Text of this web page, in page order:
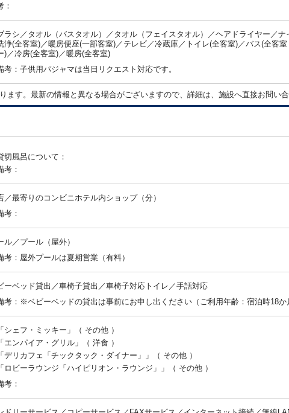
：
ラシ／タオル（バスタオル）／タオル（フェイスタオル）／ヘアドライヤー／
浄(全客室)／暖房便座(一部客室)／テレビ／冷蔵庫／トイレ(全客室)／バス(全客
)／冷房(全客室)／暖房(全客室)
考：子供用パジャマは当日リクエスト対応です。
す。最新の情報と異なる場合がございますので、詳細は、施設へ直接お問い合
切風呂について：
考：
／最寄りのコンビニホテル内ショップ（分）
考：
ル／プール（屋外）
考：屋外プールは夏期営業（有料）
ーベッド貸出／車椅子貸出／車椅子対応トイレ／手話対応
考：※ベビーベッドの貸出は事前にお申し出ください（ご利用年齢：宿泊時18か
「シェフ・ミッキー」（ その他 ）
「エンパイア・グリル」（ 洋食 ）
「デリカフェ「チックタック・ダイナー」」（ その他 ）
「ロビーラウンジ「ハイピリオン・ラウンジ」」（ その他 ）
考：